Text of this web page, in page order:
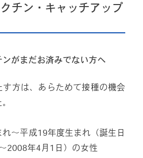
チン・キャッチアップ
がまだお済みでない方へ
方は、あらためて接種の機会
～平成19年度生まれ（誕生日
2008年4月1日）の女性